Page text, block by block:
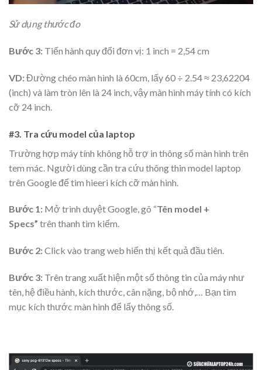
Sử dụng thước đo
Bước 3: Tiến hành quy đổi đơn vị: 1 inch = 2,54 cm
VD:Đường chéo màn hình là 60cm, lấy 60 ÷ 2.54 ≈ 23,62204
(inch) và làm tròn lên là 24 inch, vậy màn hình máy tính có kích
cỡ 24 inch.
#3. Tra cứu model của laptop
Trường hợp máy tính không hỗ trợ in thông số màn hình trên
tem mác. Người dùng cần tra cứu thông thin model laptop
trên Google để tìm hieeri kích cỡ màn hình.
Bước 1: Mở trình duyệt Google, gõ “Tên model +
Specs” trên thanh tìm kiếm.
Bước 2:Click vào trang web hiển thị kết quả đầu tiên.
Bước 3: Trên trang xuất hiện một số thông tin của máy như
tên, hệ điều hành, kích thước, cân nặng, bộ nhớ,… Bạn tìm
mục kích thước màn hình để lấy thông số.